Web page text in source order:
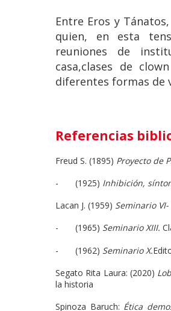
Entre Eros y
quien, en esta
reuniones de
casa,clases de
diferentes formas de
Referencias
Freud S. (1895) Proyecto de
- (1925) Inhibición,
Lacan J. (1959) Seminario VI-
- (1965) Seminario XIII.
- (1962) Seminario X.
Segato Rita Laura: (2020)
la historia
Spinoza Baruch: Ética